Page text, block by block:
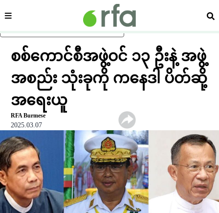
ပင်မအကြောင်းအရာသို့ ကျော်ရန်
ကဏ္ဍ ရှာ
စစ်ကောင်စီအဖွဲ့ဝင် ၁၃ ဦးနဲ့ အဖွဲ့
အစည်း သုံးခုကို ကနေဒါ ပိတ်ဆို့
အရေးယူ
RFA Burmese
2025.03.07